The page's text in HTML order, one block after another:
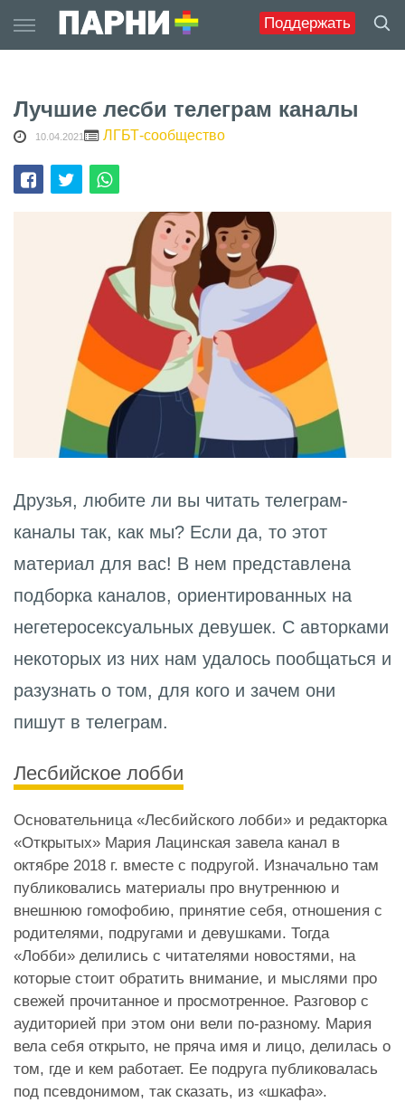
Поддержать
to
content
Лучшие лесби телеграм каналы
10.04.2021 ЛГБТ-сообщество
Друзья, любите ли вы читать телеграм-
каналы так, как мы? Если да, то этот
материал для вас! В нем представлена
подборка каналов, ориентированных на
негетеросексуальных девушек. С авторками
некоторых из них нам удалось пообщаться и
разузнать о том, для кого и зачем они
пишут в телеграм.
Лесбийское лобби
Основательница «Лесбийского лобби» и редакторка
«Открытых» Мария Лацинская завела канал в
октябре 2018 г. вместе с подругой. Изначально там
публиковались материалы про внутреннюю и
внешнюю гомофобию, принятие себя, отношения с
родителями, подругами и девушками. Тогда
«Лобби» делились с читателями новостями, на
которые стоит обратить внимание, и мыслями про
свежей прочитанное и просмотренное. Разговор с
аудиторией при этом они вели по-разному. Мария
вела себя открыто, не пряча имя и лицо, делилась о
том, где и кем работает. Ее подруга публиковалась
под псевдонимом, так сказать, из «шкафа».